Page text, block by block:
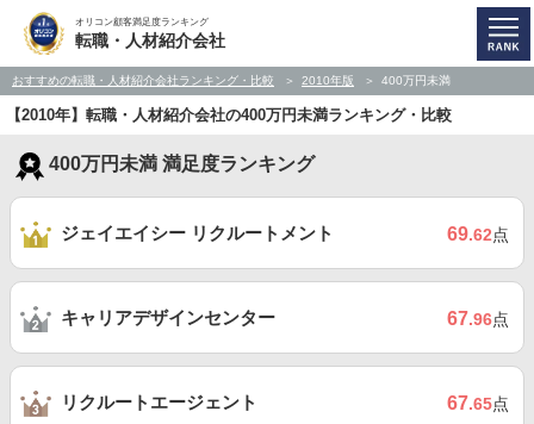
オリコン顧客満足度ランキング
転職・人材紹介会社
おすすめの転職・人材紹介会社ランキング・比較 2010年版 400万円未満
【2010年】転職・人材紹介会社の400万円未満ランキング・比較
400万円未満 満足度ランキング
ジェイエイシー リクルートメント 69.62点
キャリアデザインセンター 67.96点
リクルートエージェント 67.65点